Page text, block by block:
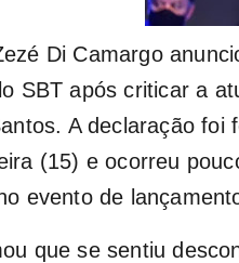
Di Camargo
SBTapós criticar a
A declaração foi
(15) e ocorreu
evento de
que se sentiu